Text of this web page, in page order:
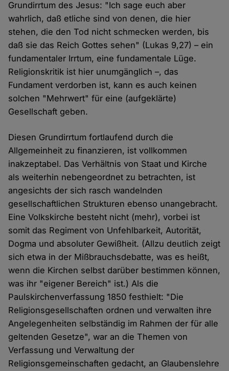
Grundirrtum des Jesus: "Ich sage euch aber
wahrlich, daß etliche sind von denen, die hier
stehen, die den Tod nicht schmecken werden, bis
daß sie das Reich Gottes sehen" (Lukas 9,27) – ein
fundamentaler Irrtum, eine fundamentale Lüge.
Religionskritik ist hier unumgänglich –, das
Fundament verdorben ist, kann es auch keinen
solchen "Mehrwert" für eine (aufgeklärte)
Gesellschaft geben.
Diesen Grundirrtum fortlaufend durch die
Allgemeinheit zu finanzieren, ist vollkommen
inakzeptabel. Das Verhältnis von Staat und Kirche
als weiterhin nebengeordnet zu betrachten, ist
angesichts der sich rasch wandelnden
gesellschaftlichen Strukturen ebenso unangebracht.
Eine Volkskirche besteht nicht (mehr), vorbei ist
somit das Regiment von Unfehlbarkeit, Autorität,
Dogma und absoluter Gewißheit. (Allzu deutlich zeigt
sich etwa in der Mißbrauchsdebatte, was es heißt,
wenn die Kirchen selbst darüber bestimmen können,
was ihr "eigener Bereich" ist.) Als die
Paulskirchenverfassung 1850 festhielt: "Die
Religionsgesellschaften ordnen und verwalten ihre
Angelegenheiten selbständig im Rahmen der für alle
geltenden Gesetze", war an die Themen von
Verfassung und Verwaltung der
Religionsgemeinschaften gedacht, an Glaubenslehre